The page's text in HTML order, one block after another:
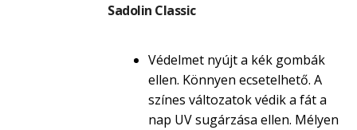
Sadolin Classic
Védelmet nyújt a kék gombák
ellen. Könnyen ecsetelhető. A
színes változatok védik a fát a
nap UV sugárzása ellen. Mélyen